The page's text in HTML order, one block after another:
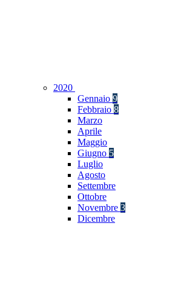
2020
Gennaio 9
Febbraio 8
Marzo
Aprile
Maggio
Giugno 5
Luglio
Agosto
Settembre
Ottobre
Novembre 3
Dicembre